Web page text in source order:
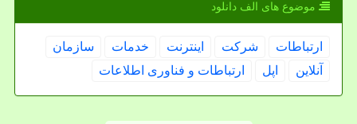
موضوع های الف دانلود
ارتباطات شركت اینترنت خدمات
سازمان
آنلاین
اپل ارتباطات و فناوری اطلاعات